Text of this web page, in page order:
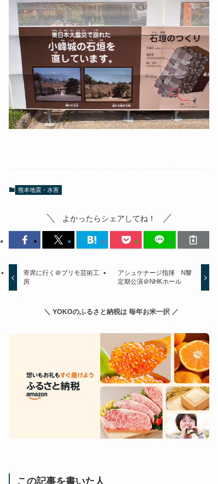
熊本地震・水害
よかったらシェアしてね！
寄席に行く＠プリモ芸術工
房
アシュケナージ指揮 N響
定期公演＠NHKホール
＼ YOKOのふるさと納税は 毎年お米一択 ／
この記事を書いた人